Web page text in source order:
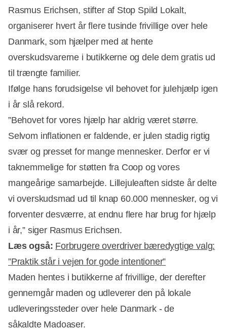
Rasmus Erichsen, stifter af Stop Spild Lokalt,
organiserer hvert år flere tusinde frivillige over hele
Danmark, som hjælper med at hente
overskudsvarerne i butikkerne og dele dem gratis ud
til trængte familier.
Ifølge hans forudsigelse vil behovet for julehjælp igen
i år slå rekord.
”Behovet for vores hjælp har aldrig været større.
Selvom inflationen er faldende, er julen stadig rigtig
svær og presset for mange mennesker. Derfor er vi
taknemmelige for støtten fra Coop og vores
mangeårige samarbejde. Lillejuleaften sidste år delte
vi overskudsmad ud til knap 60.000 mennesker, og vi
forventer desværre, at endnu flere har brug for hjælp
i år,” siger Rasmus Erichsen.
Læs også: Forbrugere overdriver bæredygtige valg:
”Praktik står i vejen for gode intentioner”
Maden hentes i butikkerne af frivillige, der derefter
gennemgår maden og udleverer den på lokale
udleveringssteder over hele Danmark - de
såkaldte Madoaser.